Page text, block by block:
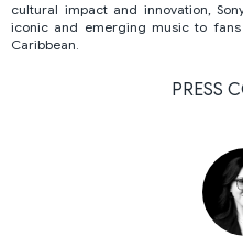
cultural impact and innovation,
iconic and emerging music to
Caribbean.
PRESS